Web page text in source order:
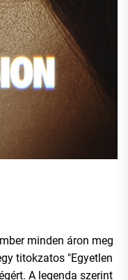
minden áron meg
titokzatos "Egyetlen
A legenda szerint